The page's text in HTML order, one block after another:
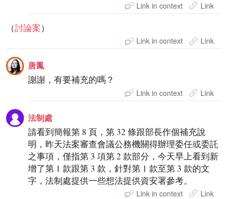
Link in context Link
（討論案）
Link in context Link
唐鳳
謝謝，有要補充的嗎？
Link in context Link
法制處
請看到簡報第 8 頁，第 32 條跟部長作個補充說
明，昨天法案審查會議公務機關得辦理委任或委託
之事項，僅指第 3 項第 2 款部分，今天早上看到新
增了第 1 款跟第 3 款，針對第 1 款至第 3 款的文
字，法制處提供一些想法提供資安署參考。
Link in context Link